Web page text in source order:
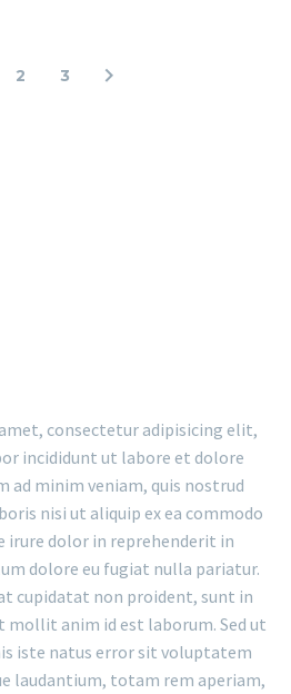
2 3
consectetur adipisicing elit,
incididunt ut labore et dolore
ad minim veniam, quis nostrud
nisi ut aliquip ex ea commodo
irure dolor in reprehenderit in
dolore eu fugiat nulla pariatur.
cupidatat non proident, sunt in
mollit anim id est laborum. Sed ut
iste natus error sit voluptatem
laudantium, totam rem aperiam,